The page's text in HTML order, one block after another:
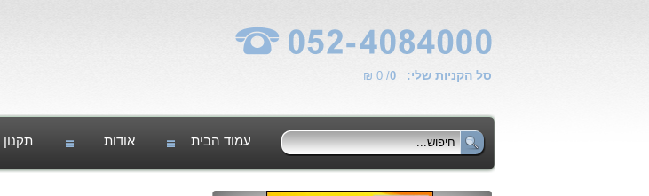
סל הקניות שלי: 0
/ 0 ₪
עמוד הבית אודות תקנון